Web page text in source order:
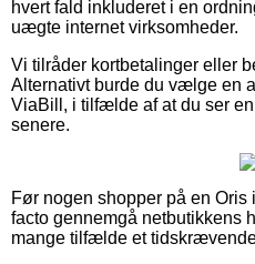
hvert fald inkluderet i en
uægte internet virksomheder.
Vi tilråder kortbetalinger eller
Alternativt burde du vælge en
ViaBill, i tilfælde af at du ser
senere.
Før nogen shopper på en
facto gennemgå netbutikkens
mange tilfælde et